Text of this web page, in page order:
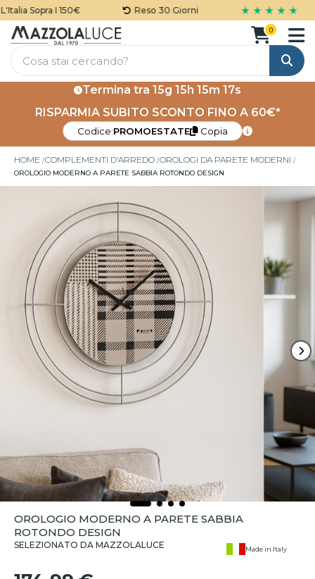
Sopra I 150€ Reso 30 Giorni ★ ★ ★ ★ ★
Cerca
0
Termina tra 15g 15h 15m 16s
RISPARMIA SUBITO SCONTO FINO A 60€*
Codice:PROMOESTATE Copia
HOME COMPLEMENTI D'ARREDO OROLOGI DA PARETE MODERNI
OROLOGIO MODERNO A PARETE SABBIA ROTONDO DESIGN
OROLOGIO MODERNO A PARETE SABBIA
ROTONDO DESIGN
SELEZIONATO DA MAZZOLALUCE Made in Italy